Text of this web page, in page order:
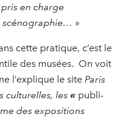
en charge
scénographie… »
cette pratique, c’est le
des musées. On voit
l’explique le site Paris
culturelles, les « publi-
des expositions